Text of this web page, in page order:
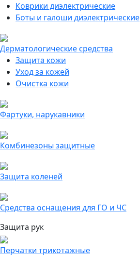
Коврики диэлектрические
Боты и галоши диэлектрические
Дерматологические средства
Защита кожи
Уход за кожей
Очистка кожи
Фартуки, нарукавники
Комбинезоны защитные
Защита коленей
Средства оснащения для ГО и ЧС
Защита рук
Перчатки трикотажные